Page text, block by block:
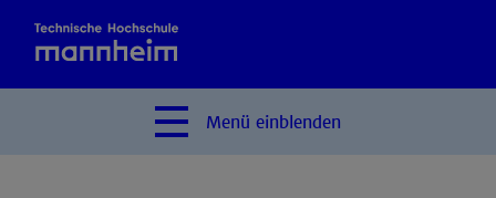
Menü einblenden